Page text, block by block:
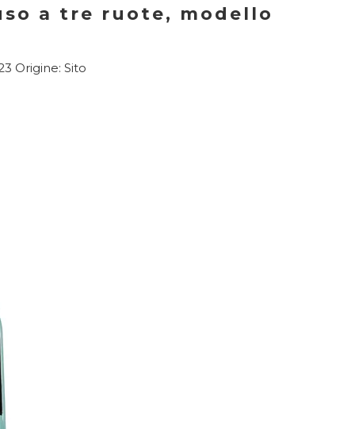
a tre ruote, modello
Origine: Sito